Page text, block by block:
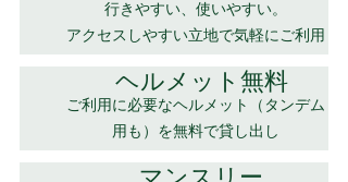
行きやすい、使いやすい。
アクセスしやすい立地で気軽にご利用
ヘルメット無料
ご利用に必要なヘルメット（タンデム
用も）を無料で貸し出し